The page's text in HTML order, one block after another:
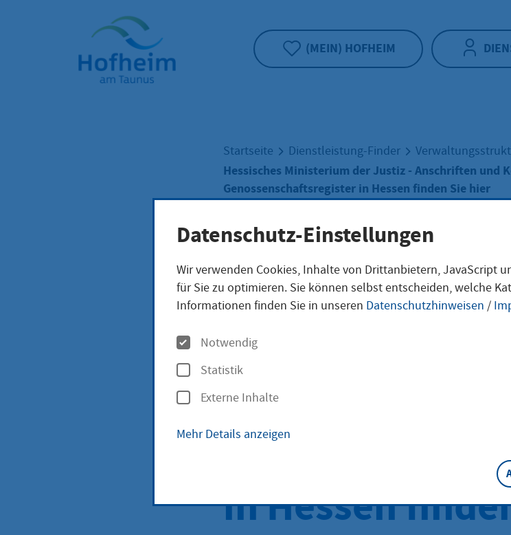
Startseite"
(MEIN) HOFHEIM
Startseite Dienstleistung-Finder
Hessisches Ministerium der Justiz - Anschriften und
Genossenschaftsregister in Hessen finden Sie hier
Hessisches
der Justiz -
und
Handels- und
in Hessen
Datenschutz-Einstellungen
Wir verwenden Cookies, Inhalte von Drittanbietern, JavaScript
für Sie zu optimieren. Sie können selbst entscheiden, welche
Informationen finden Sie in unseren Datenschutzhinweisen /
O
p
t
i
o
n
Notwendig
Statistik
Externe Inhalte
Mehr Details anzeigen